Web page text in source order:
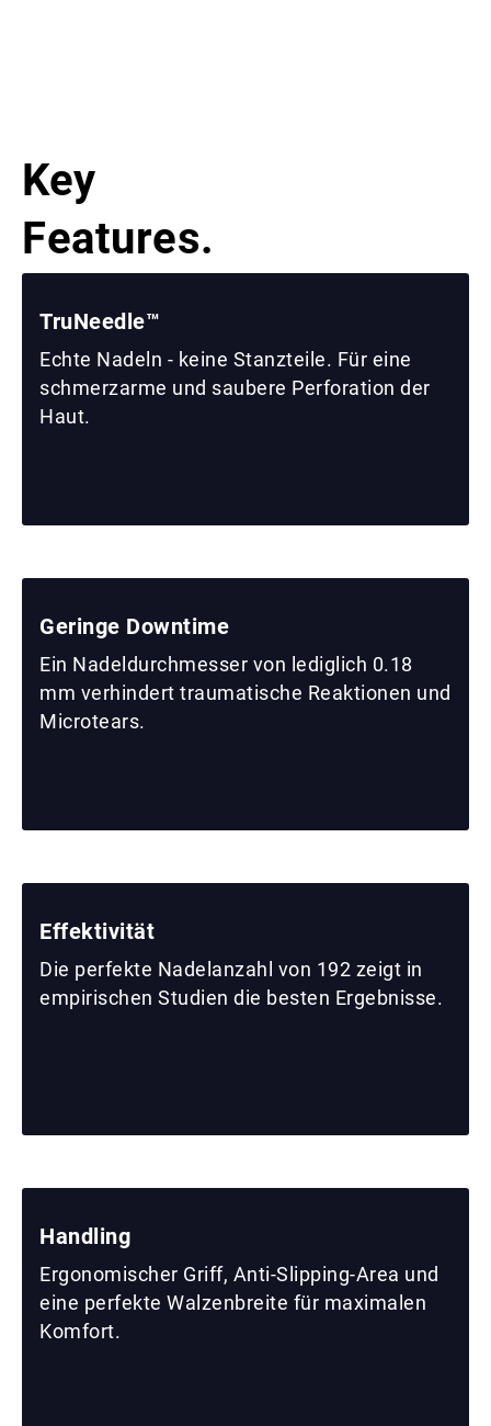
Key
Features.
TruNeedle™
Echte Nadeln - keine Stanzteile. Für eine
schmerzarme und saubere Perforation der
Haut.
Geringe Downtime
Ein Nadeldurchmesser von lediglich 0.18
mm verhindert traumatische Reaktionen und
Microtears.
Effektivität
Die perfekte Nadelanzahl von 192 zeigt in
empirischen Studien die besten Ergebnisse.
Handling
Ergonomischer Griff, Anti-Slipping-Area und
eine perfekte Walzenbreite für maximalen
Komfort.